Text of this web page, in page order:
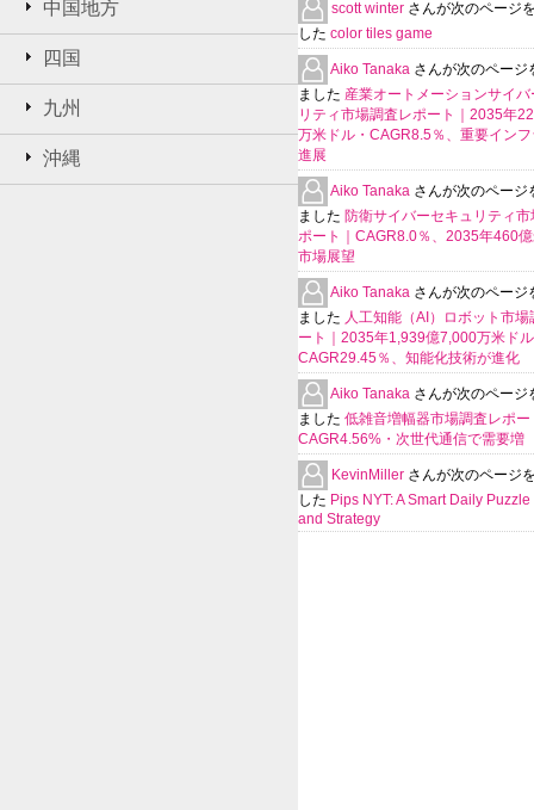
中国地方
四国
九州
沖縄
scott winter さんが次のページ
した color tiles game
Aiko Tanaka さんが次のページ
ました 産業オートメーションサイ
リティ市場調査レポート｜2035年
万米ドル・CAGR8.5％、重要イン
進展
Aiko Tanaka さんが次のページ
ました 防衛サイバーセキュリティ
ポート｜CAGR8.0％、2035年460
市場展望
Aiko Tanaka さんが次のページ
ました 人工知能（AI）ロボット市場
ート｜2035年1,939億7,000万米ド
CAGR29.45％、知能化技術が進化
Aiko Tanaka さんが次のページ
ました 低雑音増幅器市場調査レポー
CAGR4.56%・次世代通信で需要増
KevinMiller さんが次のページ
した Pips NYT: A Smart Daily
and Strategy